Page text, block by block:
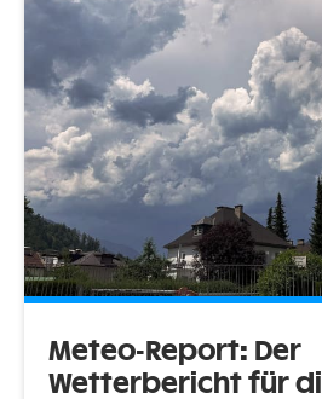
Meteo-Report: Der
Wetterbericht für